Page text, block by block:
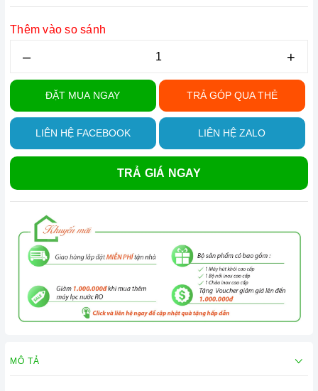
Thêm vào so sánh
– +
ĐẶT MUA NGAY TRẢ GÓP QUA THẺ
LIÊN HỆ FACEBOOK LIÊN HỆ ZALO
TRẢ GIÁ NGAY
MÔ TẢ